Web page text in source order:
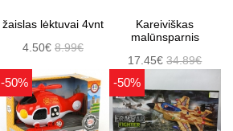
žaislas lėktuvai 4vnt
4.50€ 8.99€
Kareiviškas
malūnsparnis
17.45€34.89€
-50% -50%